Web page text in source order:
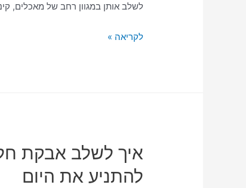
לשלב אותן במגוון רחב של מאכלים,
לקריאה »
איך לשלב אבקת
להתניע את היום